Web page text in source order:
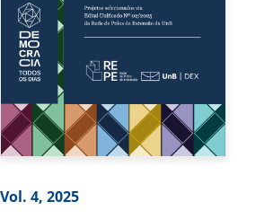
Vol. 4, 2025